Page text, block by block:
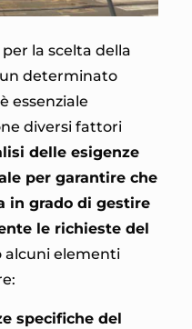
la scelta della
determinato
essenziale
diversi fattori
delle esigenze
per garantire che
in grado di gestire
le richieste del
alcuni elementi
specifiche del